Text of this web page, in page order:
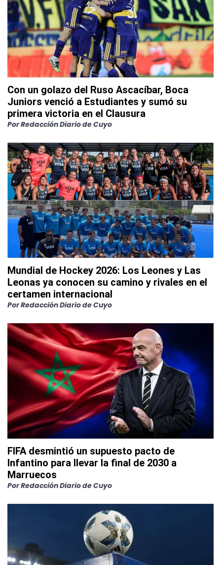
Con un golazo del Ruso Ascacíbar, Boca
Juniors venció a Estudiantes y sumó su
primera victoria en el Clausura
PorRedacción Diario de Cuyo
Mundial de Hockey 2026: Los Leones y Las
Leonas ya conocen su camino y rivales en el
certamen internacional
PorRedacción Diario de Cuyo
FIFA desmintió un supuesto pacto de
Infantino para llevar la final de 2030 a
Marruecos
PorRedacción Diario de Cuyo